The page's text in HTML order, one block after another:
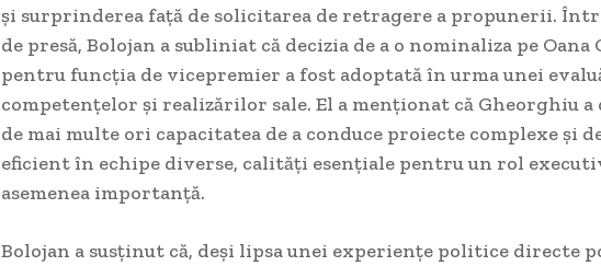
și surprinderea față de solicitarea de retragere a propunerii.
de presă, Bolojan a subliniat că decizia de a o nominaliza pe
pentru funcția de vicepremier a fost adoptată în urma unei
competențelor și realizărilor sale. El a menționat că Gheorghiu
de mai multe ori capacitatea de a conduce proiecte complexe și
eficient în echipe diverse, calități esențiale pentru un rol
asemenea importanță.
Bolojan a susținut că, deși lipsa unei experiențe politice directe